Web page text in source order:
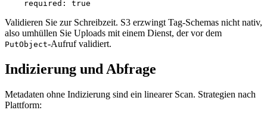
Validieren Sie zur Schreibzeit. S3 erzwingt Tag-Schemas nicht nativ,
also umhüllen Sie Uploads mit einem Dienst, der vor dem
PutObject-Aufruf validiert.
Indizierung und Abfrage
Metadaten ohne Indizierung sind ein linearer Scan. Strategien nach
Plattform: